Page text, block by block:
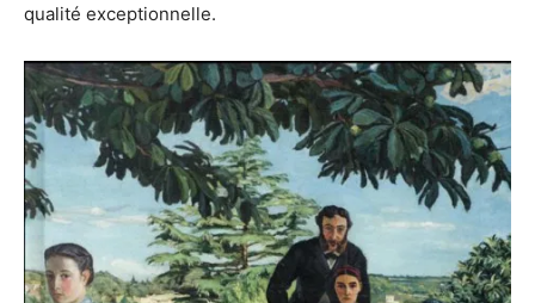
qualité exceptionnelle.